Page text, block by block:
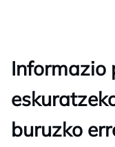
Informazio
buruzko